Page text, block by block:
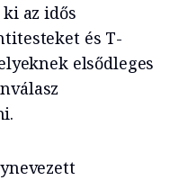
az idős
és T-
elsődleges